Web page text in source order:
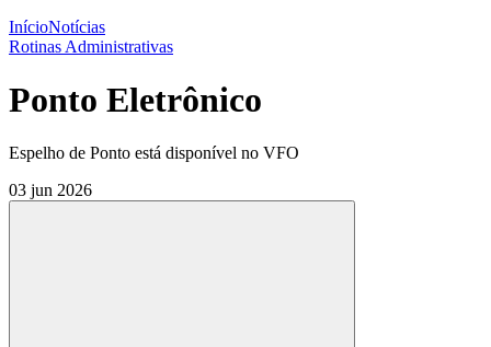
InícioNotícias
Rotinas Administrativas
Ponto Eletrônico
Espelho de Ponto está disponível no VFO
03 jun 2026